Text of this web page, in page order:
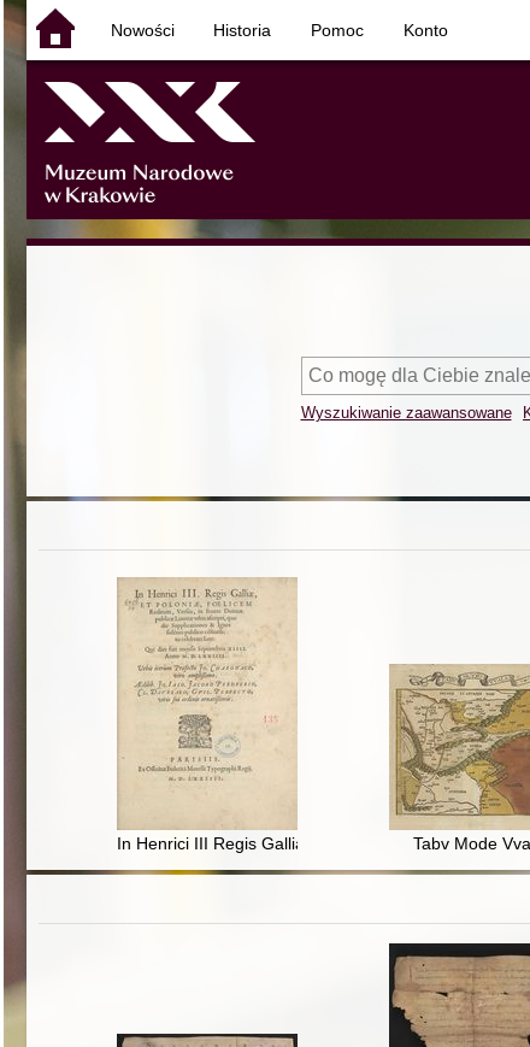
Nowości Historia Pomoc Konto
Wyszukiwanie zaawansowane
In Henrici III Regis Galliae & Poloniae Foelicem
Tabv Mode